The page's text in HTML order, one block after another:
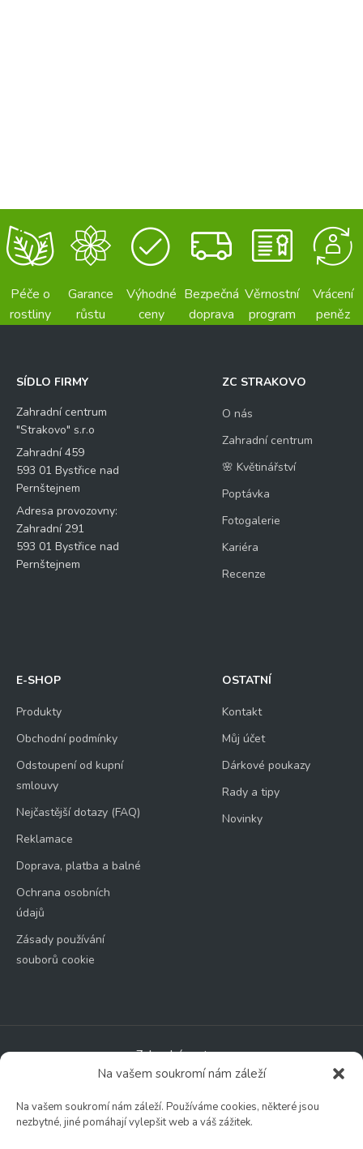
Na vašem soukromí nám záleží
Na vašem soukromí nám záleží. Používáme cookies, některé jsou
nezbytné, jiné pomáhají vylepšit web a váš zážitek.
Péče o
rostliny
Garance
růstu
Výhodné
ceny
Bezpečná
doprava
Věrnostní
program
Vrácení
peněz
SÍDLO FIRMY
Zahradní centrum
"Strakovo" s.r.o
Zahradní 459
593 01 Bystřice nad
Pernštejnem
Adresa provozovny:
Zahradní 291
593 01 Bystřice nad
Pernštejnem
ZC STRAKOVO
O nás
Zahradní centrum
🌸 Květinářství
Poptávka
Fotogalerie
Kariéra
Recenze
E-SHOP
Produkty
Obchodní podmínky
Odstoupení od kupní
smlouvy
Nejčastější dotazy (FAQ)
Reklamace
Doprava, platba a balné
Ochrana osobních
údajů
Zásady používání
souborů cookie
OSTATNÍ
Kontakt
Můj účet
Dárkové poukazy
Rady a tipy
Novinky
Zahradní centrum
🕑 Po – Čt: 9:00 – 17:00
🕑 Pá – So: 9:00 – 18:00
🚫 Neděle: ZAVŘENO